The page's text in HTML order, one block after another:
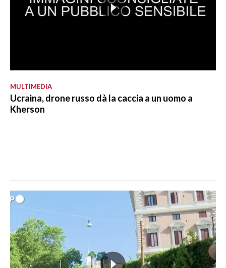
MULTIMEDIA
Ucraina, drone russo dà la caccia a un uomo a
Kherson